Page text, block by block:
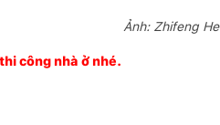
Ảnh: Zhifeng He
công nhà ở nhé.